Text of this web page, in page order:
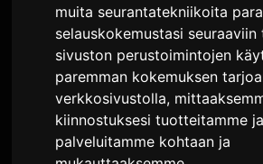
muita seurantatekniikoita
selauskokemustasi
sivuston perustoimintojen
paremman kokemuksen
verkkosivustolla,
kiinnostuksesi tuotteitamme ja
palveluitamme kohtaan ja
Evangelion ANIMA
romaanisarjasta
äänikirja